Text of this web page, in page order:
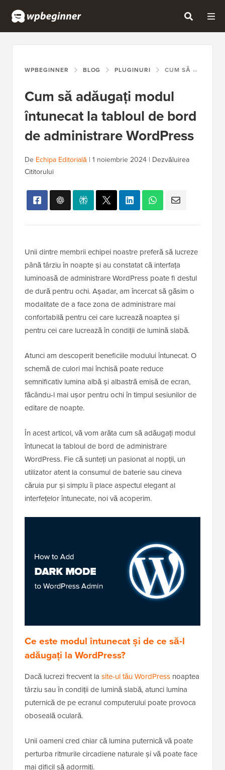
WPBEGINNER BLOG PLUGINURI CUM SĂ ADĂUGAȚI MODUL ÎNTUNECAT LA TABLOUL DE BORD DE ADMINISTRARE WORDPRESS
Cum să adăugați modul
întunecat la tabloul de bord
de administrare WordPress
De Echipa Editorială | 1 noiembrie 2024 | Dezvăluirea
Cititorului
Unii dintre membrii echipei noastre preferă să lucreze
până târziu în noapte și au constatat că interfața
luminoasă de administrare WordPress poate fi destul
de dură pentru ochi. Așadar, am încercat să găsim o
modalitate de a face zona de administrare mai
confortabilă pentru cei care lucrează noaptea și
pentru cei care lucrează în condiții de lumină slabă.
Atunci am descoperit beneficiile modului întunecat. O
schemă de culori mai închisă poate reduce
semnificativ lumina albă și albastră emisă de ecran,
făcându-l mai ușor pentru ochi în timpul sesiunilor de
editare de noapte.
În acest articol, vă vom arăta cum să adăugați modul
întunecat la tabloul de bord de administrare
WordPress. Fie că sunteți un pasionat al nopții, un
utilizator atent la consumul de baterie sau cineva
căruia pur și simplu îi place aspectul elegant al
interfețelor întunecate, noi vă acoperim.
Ce este modul întunecat și de ce să-l
adăugați la WordPress?
Dacă lucrezi frecvent la site-ul tău WordPress noaptea
târziu sau în condiții de lumină slabă, atunci lumina
puternică de pe ecranul computerului poate provoca
oboseală oculară.
Unii oameni cred chiar că lumina puternică vă poate
perturba ritmurile circadiene naturale și vă poate face
mai dificil să adormiți.